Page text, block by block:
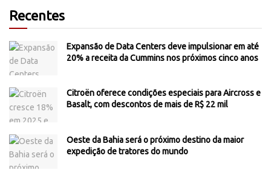
Recentes
Expansão de Data Centers deve impulsionar em até
20% a receita da Cummins nos próximos cinco anos
Citroën oferece condições especiais para Aircross e
Basalt, com descontos de mais de R$ 22 mil
Oeste da Bahia será o próximo destino da maior
expedição de tratores do mundo